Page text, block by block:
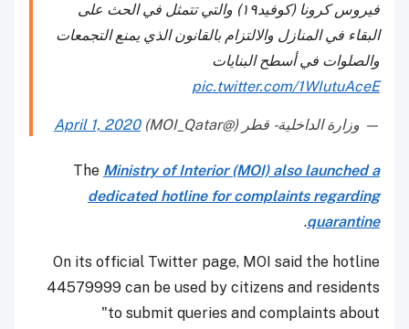
فيروس كرونا (كوفيد١٩) والتي تتمثل في الحث على
البقاء في المنازل والالتزام بالقانون الذي يمنع التجمعات
والصلوات في أسطح البنايات
pic.twitter.com/1WIutuAceE
— وزارة الداخلية - قطر (@MOI_Qatar) April 1, 2020
The Ministry of Interior (MOI) also launched a
dedicated hotline for complaints regarding
quarantine
.
On its official Twitter page, MOI said the hotline
44579999 can be used by citizens and residents
"to submit queries and complaints about